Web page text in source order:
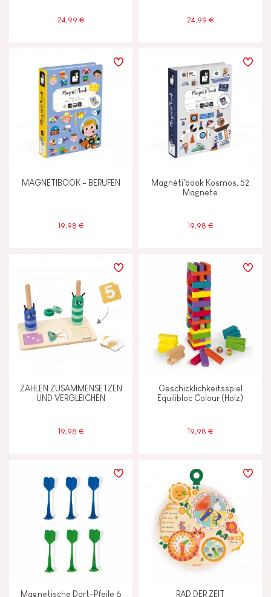
24,99 € 24,99 €
MAGNETIBOOK - BERUFEN
19,98 €
Magnéti'book Kosmos, 52
Magnete
19,98 €
ZAHLEN ZUSAMMENSETZEN
UND VERGLEICHEN
19,98 €
Geschicklichkeitsspiel
Equilibloc Colour (Holz)
19,98 €
Magnetische Dart-Pfeile 6
RAD DER ZEIT